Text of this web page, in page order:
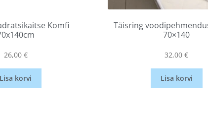
Komfi
26,00 €
Lisa korvi
Täisring
70×140
32,00€
Lisa korvi